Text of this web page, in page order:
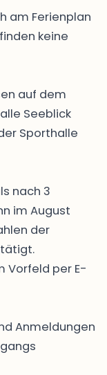
am Ferienplan
keine
auf dem
Seeblick
Sporthalle
nach 3
im August
der
Vorfeld per E-
Anmeldungen